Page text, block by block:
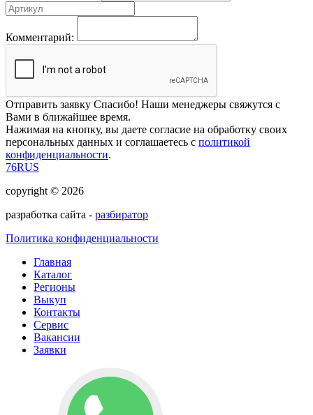
Комментарий:
Отправить заявку Спасибо! Наши менеджеры свяжутся с
Вами в ближайшее время.
Нажимая на кнопку, вы даете согласие на обработку своих
персональных данных и соглашаетесь с политикой
конфиденциальности.
76RUS
copyright © 2026
разработка сайта - разбиратор
Политика конфиденциальности
Главная
Каталог
Регионы
Выкуп
Контакты
Сервис
Вакансии
Заявки